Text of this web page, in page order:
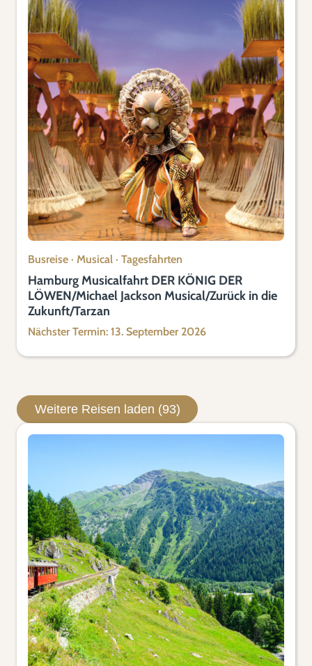
Busreise · Musical · Tagesfahrten
Hamburg Musicalfahrt DER KÖNIG DER
LÖWEN/Michael Jackson Musical/Zurück in die
Zukunft/Tarzan
Nächster Termin: 13. September 2026
Weitere Reisen laden (93)